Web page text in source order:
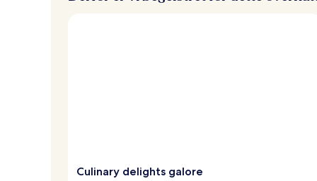
Culinary delights galore